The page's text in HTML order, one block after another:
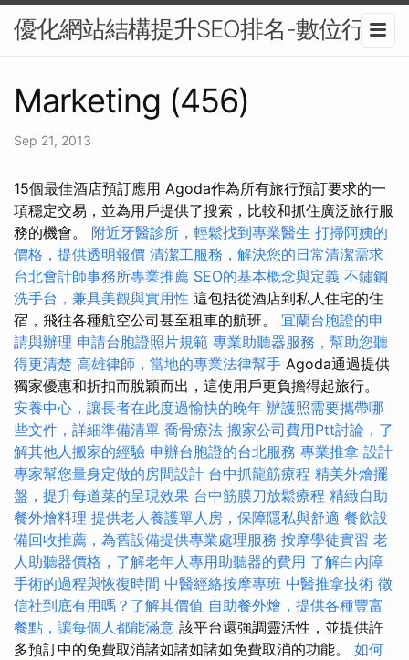
優化網站結構提升SEO排名-數位行銷
Marketing (456)
Sep 21, 2013
15個最佳酒店預訂應用 Agoda作為所有旅行預訂要求的一
項穩定交易，並為用戶提供了搜索，比較和抓住廣泛旅行服
務的機會。 附近牙醫診所，輕鬆找到專業醫生 打掃阿姨的
價格，提供透明報價 清潔工服務，解決您的日常清潔需求
台北會計師事務所專業推薦 SEO的基本概念與定義 不鏽鋼
洗手台，兼具美觀與實用性 這包括從酒店到私人住宅的住
宿，飛往各種航空公司甚至租車的航班。 宜蘭台胞證的申
請與辦理 申請台胞證照片規範 專業助聽器服務，幫助您聽
得更清楚 高雄律師，當地的專業法律幫手 Agoda通過提供
獨家優惠和折扣而脫穎而出，這使用戶更負擔得起旅行。
安養中心，讓長者在此度過愉快的晚年 辦護照需要攜帶哪
些文件，詳細準備清單 喬骨療法 搬家公司費用Ptt討論，了
解其他人搬家的經驗 申辦台胞證的台北服務 專業推拿 設計
專家幫您量身定做的房間設計 台中抓龍筋療程 精美外燴擺
盤，提升每道菜的呈現效果 台中筋膜刀放鬆療程 精緻自助
餐外燴料理 提供老人養護單人房，保障隱私與舒適 餐飲設
備回收推薦，為舊設備提供專業處理服務 按摩學徒實習 老
人助聽器價格，了解老年人專用助聽器的費用 了解白內障
手術的過程與恢復時間 中醫經絡按摩專班 中醫推拿技術 徵
信社到底有用嗎？了解其價值 自助餐外燴，提供各種豐富
餐點，讓每個人都能滿意 該平台還強調靈活性，並提供許
多預訂中的免費取消諸如諸如諸如免費取消的功能。 如何